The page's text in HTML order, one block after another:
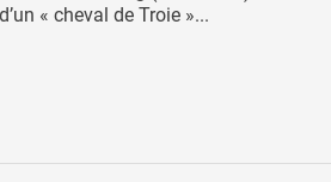
« cheval de Troie »...